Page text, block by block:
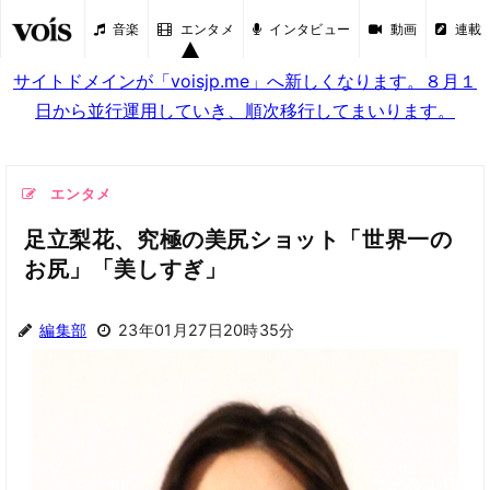
音楽 エンタメ インタビュー 動画 連載
サイトドメインが「voisjp.me」へ新しくなります。８月１
日から並行運用していき、順次移行してまいります。
エンタメ
足立梨花、究極の美尻ショット「世界一の
お尻」「美しすぎ」
編集部 23年01月27日20時35分